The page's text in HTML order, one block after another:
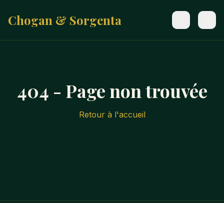
Chogan & Sorgenta
404 - Page non trouvée
Retour à l'accueil